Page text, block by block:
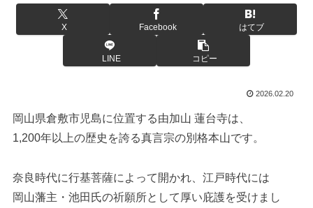
X Facebook はてブ
LINE コピー
2026.02.20
岡山県倉敷市児島に位置する由加山 蓮台寺は、
1,200年以上の歴史を誇る真言宗の別格本山です。
奈良時代に行基菩薩によって開かれ、江戸時代には
岡山藩主・池田氏の祈願所として厚い庇護を受けまし